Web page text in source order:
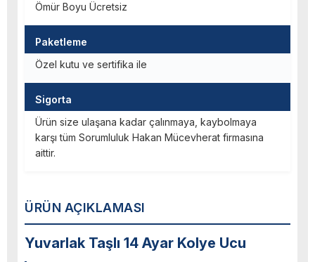
ÜRÜN AÇIKLAMASI
Yuvarlak Taşlı 14 Ayar Kolye Ucu
Ömür Boyu Ücretsiz
Paketleme
Özel kutu ve sertifika ile
Sigorta
Ürün size ulaşana kadar çalınmaya, kaybolmaya
karşı tüm Sorumluluk Hakan Mücevherat firmasına
aittir.